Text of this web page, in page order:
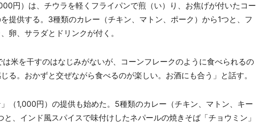
円）は、チウラを軽くフライパンで煎（い）り、お焦げが付いたコー
提供する。3種類のカレー（チキン、マトン、ポーク）から1つと、フ
卵、サラダとドリンクが付く。
米を干すのはなじみがないが、コーンフレークのように食べられるの
る。おかずと交ぜながら食べるのが楽しい。お酒にも合う」と話す。
（1,000円）の提供も始めた。5種類のカレー（チキン、マトン、キー
、インド風スパイスで味付けしたネパールの焼きそば「チョウミン」